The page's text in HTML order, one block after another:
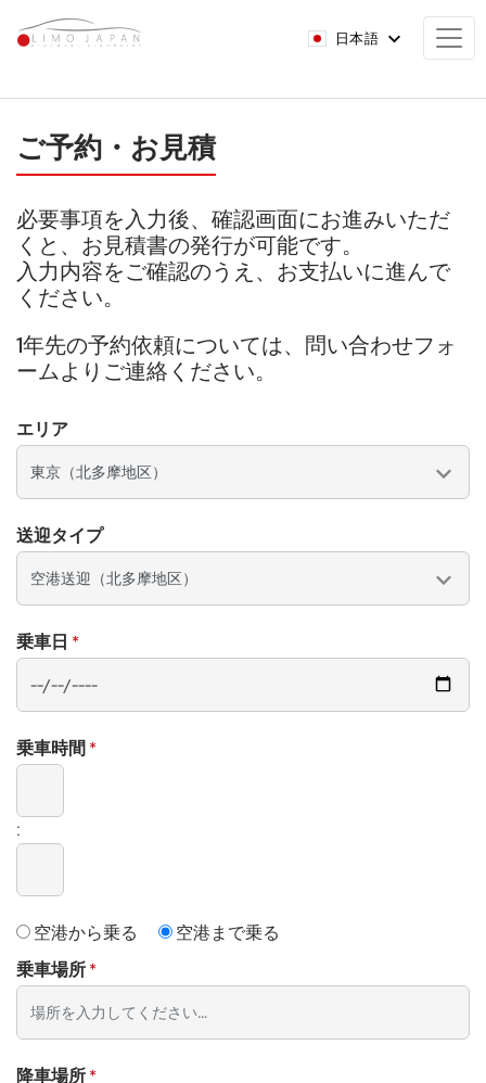
日本語
ご予約・お見積
必要事項を入力後、確認画面にお進みいただ
くと、お見積書の発行が可能です。
入力内容をご確認のうえ、お支払いに進んで
ください。
1年先の予約依頼については、問い合わせフォ
ームよりご連絡ください。
エリア
送迎タイプ
乗車日 *
乗車日
乗車時間 *
乗車時間
:
空港から乗る
空港まで乗る
乗車場所*
乗車場所
降車場所*